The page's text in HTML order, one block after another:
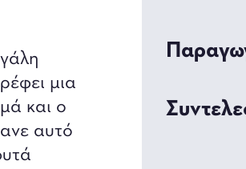
μια
και ο
αυτό